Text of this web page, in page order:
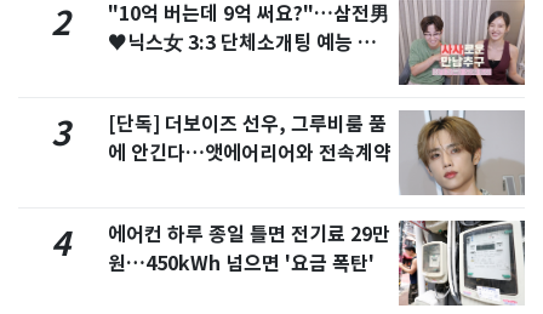
2
"10억 버는데 9억 써요?"…삼전男
♥닉스女 3:3 단체소개팅 예능 화
3
[단독] 더보이즈 선우, 그루비룸 품
에 안긴다…앳에어리어와 전속계약
4
에어컨 하루 종일 틀면 전기료 29만
원…450kWh 넘으면 '요금 폭탄'